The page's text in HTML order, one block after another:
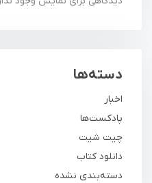
دسته‌ها
اخبار
پادکست‌ها
چیت شیت
دانلود کتاب
دسته‌بندی نشده